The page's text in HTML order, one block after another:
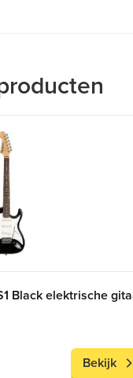
Black elektrische
Bekijk